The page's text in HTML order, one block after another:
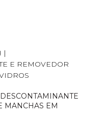
MANCHAS EM